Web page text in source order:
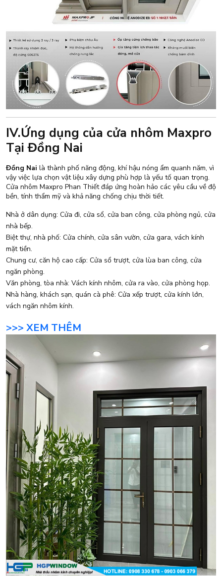
IV.Ứng dụng của cửa nhôm Maxpro
Tại Đồng Nai
Đồng Nai là thành phố năng động, khí hậu nóng ẩm quanh năm, vì
vậy việc lựa chọn vật liệu xây dựng phù hợp là yếu tố quan trọng.
Cửa nhôm Maxpro Phan Thiết đáp ứng hoàn hảo các yêu cầu về độ
bền, tính thẩm mỹ và khả năng chống chịu thời tiết.
Nhà ở dân dụng: Cửa đi, cửa sổ, cửa ban công, cửa phòng ngủ, cửa
nhà bếp.
Biệt thự, nhà phố: Cửa chính, cửa sân vườn, cửa gara, vách kính
mặt tiền.
Chung cư, căn hộ cao cấp: Cửa sổ trượt, cửa lùa ban công, cửa
ngăn phòng.
Văn phòng, tòa nhà: Vách kính nhôm, cửa ra vào, cửa phòng họp.
Nhà hàng, khách sạn, quán cà phê: Cửa xếp trượt, cửa kính lớn,
vách ngăn nhôm kính.
>>> XEM THÊM